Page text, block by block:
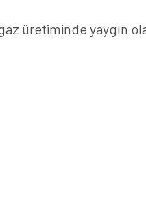
üretiminde yaygın